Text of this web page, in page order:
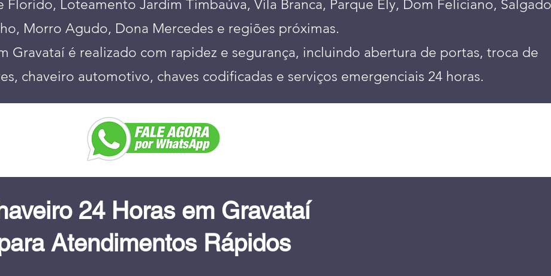
Florido, Loteamento Jardim Timbaúva, Vila Branca, Parque Ely, Dom Feliciano, Salgado
Morro Agudo, Dona Mercedes e regiões próximas.
Gravataí é realizado com rapidez e segurança, incluindo abertura de portas, troca de
chaveiro automotivo, chaves codificadas e serviços emergenciais 24 horas.
24 Horas em Gravataí
Atendimentos Rápidos